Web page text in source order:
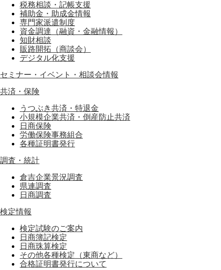
税務相談・記帳支援
補助金・助成金情報
専門家派遣制度
資金調達（融資・金融情報）
知財相談
販路開拓（商談会）
デジタル化支援
セミナー・イベント・相談会情報
共済・保険
うつぶき共済・特退金
小規模企業共済・倒産防止共済
日商保険
労働保険事務組合
各種証明書発行
調査・統計
倉吉企業景況調査
県連調査
日商調査
検定情報
検定試験のご案内
日商簿記検定
日商珠算検定
その他各種検定（東商など）
合格証明書発行について